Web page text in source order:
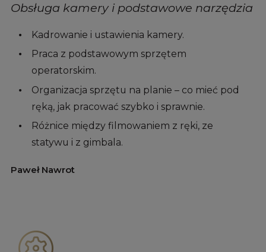
Obsługa kamery i podstawowe narzędzia
Kadrowanie i ustawienia kamery.
Praca z podstawowym sprzętem
operatorskim.
Organizacja sprzętu na planie – co mieć pod
ręką, jak pracować szybko i sprawnie.
Różnice między filmowaniem z ręki, ze
statywu i z gimbala.
Paweł Nawrot